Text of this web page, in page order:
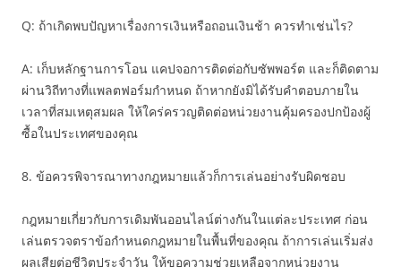
Q: ถ้าเกิดพบปัญหาเรื่องการเงินหรือถอนเงินช้า ควรทำเช่นไร?
A: เก็บหลักฐานการโอน แคปจอการติดต่อกับซัพพอร์ต และก็ติดตาม
ผ่านวิถีทางที่แพลตฟอร์มกำหนด ถ้าหากยังมิได้รับคำตอบภายใน
เวลาที่สมเหตุสมผล ให้ใคร่ครวญติดต่อหน่วยงานคุ้มครองปกป้องผู้
ซื้อในประเทศของคุณ
8. ข้อควรพิจารณาทางกฎหมายแล้วก็การเล่นอย่างรับผิดชอบ
กฎหมายเกี่ยวกับการเดิมพันออนไลน์ต่างกันในแต่ละประเทศ ก่อน
เล่นตรวจตราข้อกำหนดกฎหมายในพื้นที่ของคุณ ถ้าการเล่นเริ่มส่ง
ผลเสียต่อชีวิตประจำวัน ให้ขอความช่วยเหลือจากหน่วยงาน